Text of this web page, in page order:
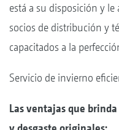
está a su disposición y
socios de distribución y
capacitados a la
Servicio de invierno
Las ventajas que